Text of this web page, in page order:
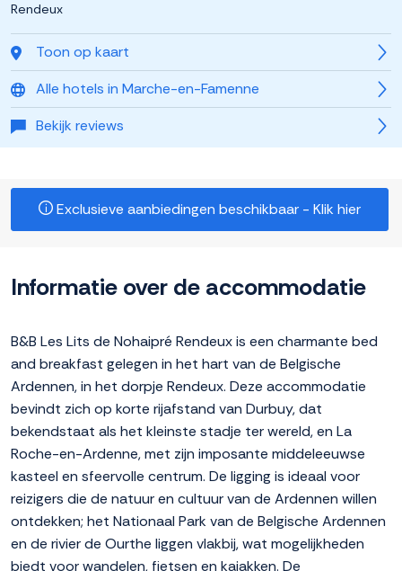
Toon op kaart
Alle hotels in Marche-en-Famenne
Bekijk reviews
Rendeux
Exclusieve aanbiedingen beschikbaar - Klik hier
Informatie over de accommodatie
B&B Les Lits de Nohaipré Rendeux is een charmante bed
and breakfast gelegen in het hart van de Belgische
Ardennen, in het dorpje Rendeux. Deze accommodatie
bevindt zich op korte rijafstand van Durbuy, dat
bekendstaat als het kleinste stadje ter wereld, en La
Roche-en-Ardenne, met zijn imposante middeleeuwse
kasteel en sfeervolle centrum. De ligging is ideaal voor
reizigers die de natuur en cultuur van de Ardennen willen
ontdekken; het Nationaal Park van de Belgische Ardennen
en de rivier de Ourthe liggen vlakbij, wat mogelijkheden
biedt voor wandelen, fietsen en kajakken. De